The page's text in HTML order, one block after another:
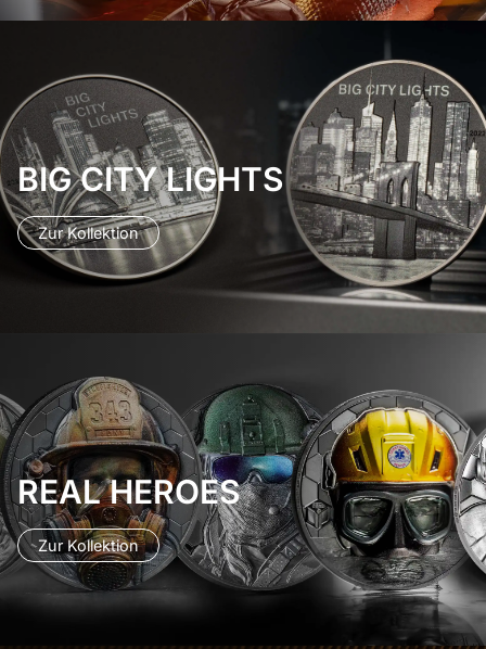
BIG CITY LIGHTS
Zur Kollektion
REAL HEROES
Zur Kollektion